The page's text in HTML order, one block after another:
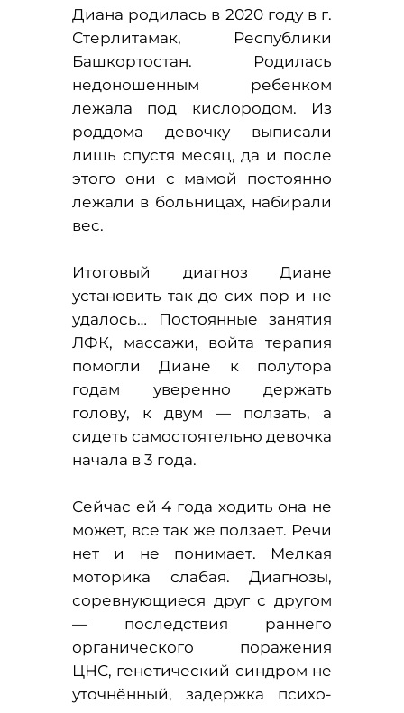
Диана родилась в 2020 году в г.
Стерлитамак, Республики
Башкортостан. Родилась
недоношенным ребенком
лежала под кислородом. Из
роддома девочку выписали
лишь спустя месяц, да и после
этого они с мамой постоянно
лежали в больницах, набирали
вес.
Итоговый диагноз Диане
установить так до сих пор и не
удалось… Постоянные занятия
ЛФК, массажи, войта терапия
помогли Диане к полутора
годам уверенно держать
голову, к двум — ползать, а
сидеть самостоятельно девочка
начала в 3 года.
Сейчас ей 4 года ходить она не
может, все так же ползает. Речи
нет и не понимает. Мелкая
моторика слабая. Диагнозы,
соревнующиеся друг с другом
— последствия раннего
органического поражения
ЦНС, генетический синдром не
уточнённый, задержка психо-